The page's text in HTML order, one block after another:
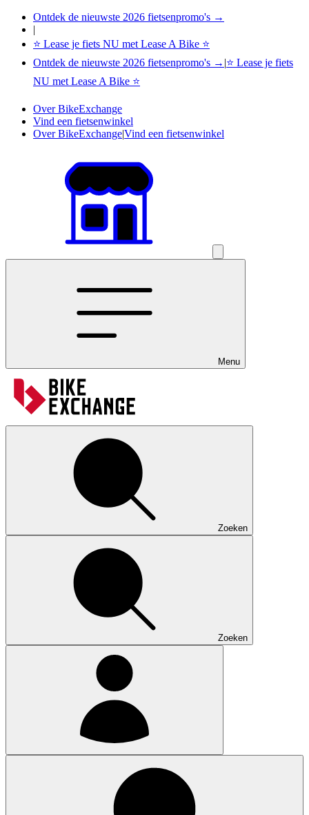
Ontdek de nieuwste 2026 fietsenpromo's →
|
⭐ Lease je fiets NU met Lease A Bike ⭐
Ontdek de nieuwste 2026 fietsenpromo's → |⭐ Lease je fiets
NU met Lease A Bike ⭐
Over BikeExchange
Vind een fietsenwinkel
Over BikeExchange|Vind een fietsenwinkel
Menu
Zoeken
Zoeken